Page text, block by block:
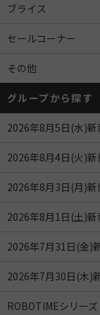
ブライス
セールコーナー
その他
グループから探す
2026年8月5日(水)新
2026年8月4日(火)新
2026年8月3日(月)新
2026年8月1日(土)新
2026年7月31日(金)
2026年7月30日(木)
ROBOTIMEシリーズ